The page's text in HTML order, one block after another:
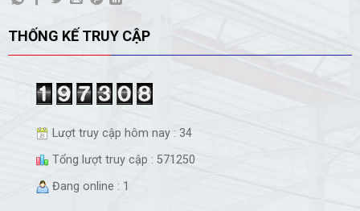
THỐNG KẾ TRUY CẬP
Lượt truy cập hôm nay : 34
Tổng lượt truy cập : 571250
Đang online : 1